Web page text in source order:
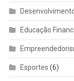
Educação
Esportes (6)